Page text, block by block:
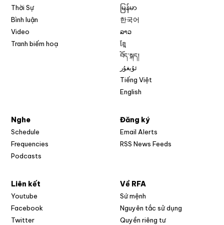
Thời Sự
Bình luận
Video
Tranh biếm hoạ
မြန်မာ
한국어
ລາວ
ខ្មែ
བོད་སྐད།
ئۇيغۇر
Tiếng Việt
English
Nghe
Schedule
Frequencies
Podcasts
Đăng ký
Email Alerts
RSS News Feeds
Liên kết
Youtube
Facebook
Twitter
Về RFA
Sứ mệnh
Nguyên tắc sử dụng
Quyền riêng tư